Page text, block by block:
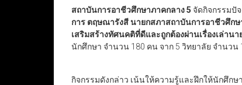
สถาบันการอาชีวศึกษาภาคกลาง 5 จัดกิจกรรมปั
การ ตฤษณารังสี นายกสภาสถาบันการอาชีวศึกษ
เสริมสร้างทัศนคติที่ดีและถูกต้องผ่านเรื่องเล่านา
นักศึกษา จำนวน 180 คน จาก 5 วิทยาลัย จำนวน
กิจกรรมดังกล่าว เน้นให้ความรู้และฝึกให้นักศึก